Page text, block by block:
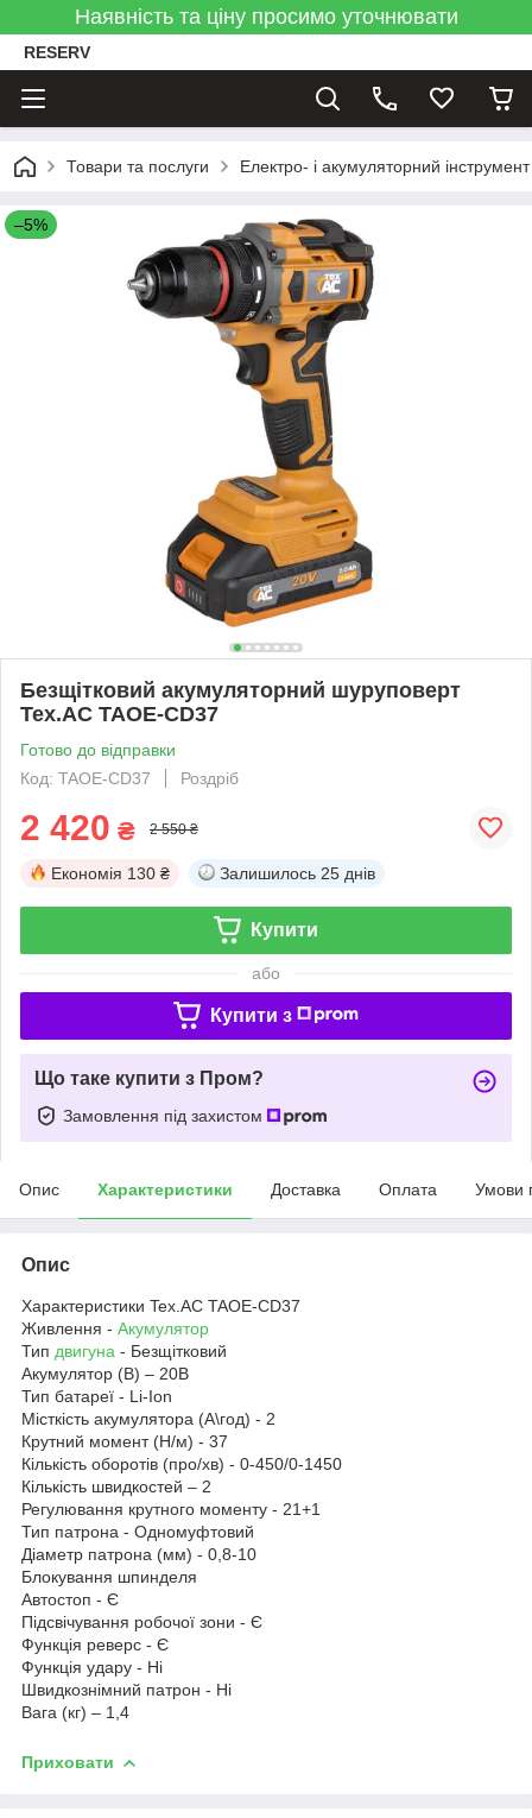
Наявність та ціну просимо уточнювати
RESERV
Товари та послуги Електро- і акумуляторний інструмент
–5%
Безщітковий акумуляторний шуруповерт
Tex.AC TAOE-CD37
Готово до відправки
Код: TAOE-CD37
Роздріб
2 420 ₴ 2 550 ₴
Економія 130 ₴ Залишилось 25 днів
Купити
або
Купити з
Що таке купити з Пром?
Замовлення під захистом
Опис Характеристики Доставка Оплата Умови
Опис
Характеристики Tex.AC TAOE-CD37
Живлення - Акумулятор
Тип двигуна - Безщітковий
Акумулятор (В) – 20В
Тип батареї - Li-Ion
Місткість акумулятора (А\год) - 2
Крутний момент (Н/м) - 37
Кількість оборотів (про/хв) - 0-450/0-1450
Кількість швидкостей – 2
Регулювання крутного моменту - 21+1
Тип патрона - Одномуфтовий
Діаметр патрона (мм) - 0,8-10
Блокування шпинделя
Автостоп - Є
Підсвічування робочої зони - Є
Функція реверс - Є
Функція удару - Ні
Швидкознімний патрон - Ні
Вага (кг) – 1,4
Приховати